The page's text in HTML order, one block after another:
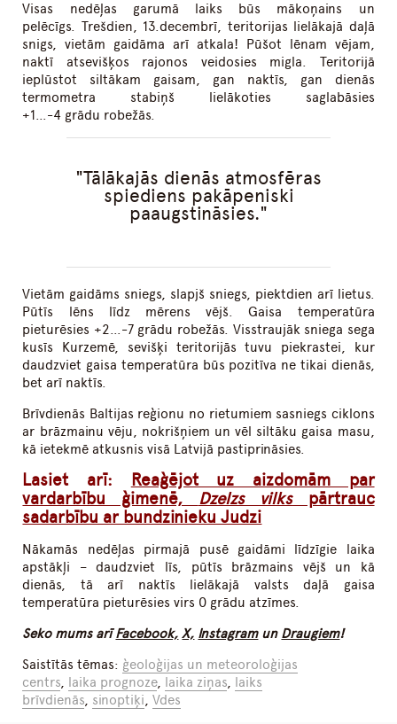
Visas nedēļas garumā laiks būs mākoņains un
pelēcīgs. Trešdien, 13.decembrī, teritorijas lielākajā daļā
snigs, vietām gaidāma arī atkala! Pūšot lēnam vējam,
naktī atsevišķos rajonos veidosies migla. Teritorijā
ieplūstot siltākam gaisam, gan naktīs, gan dienās
termometra stabiņš lielākoties saglabāsies
+1…-4 grādu robežās.
Tālākajās dienās atmosfēras
spiediens pakāpeniski
paaugstināsies.
Vietām gaidāms sniegs, slapjš sniegs, piektdien arī lietus.
Pūtīs lēns līdz mērens vējš. Gaisa temperatūra
pieturēsies +2…-7 grādu robežās. Visstraujāk sniega sega
kusīs Kurzemē, sevišķi teritorijās tuvu piekrastei, kur
daudzviet gaisa temperatūra būs pozitīva ne tikai dienās,
bet arī naktīs.
Brīvdienās Baltijas reģionu no rietumiem sasniegs ciklons
ar brāzmainu vēju, nokrišņiem un vēl siltāku gaisa masu,
kā ietekmē atkusnis visā Latvijā pastiprināsies.
Lasiet arī: Reaģējot uz aizdomām par
vardarbību ģimenē, Dzelzs vilkspārtrauc
sadarbību ar bundzinieku Judzi
Nākamās nedēļas pirmajā pusē gaidāmi līdzīgie laika
apstākļi – daudzviet līs, pūtīs brāzmains vējš un kā
dienās, tā arī naktīs lielākajā valsts daļā gaisa
temperatūra pieturēsies virs 0 grādu atzīmes.
Seko mums arīFacebook, X, Instagramun Draugiem!
Saistītās tēmas: ģeoloģijas un meteoroloģijas
centrs, laika prognoze, laika ziņas, laiks
brīvdienās, sinoptiķi,Vdes